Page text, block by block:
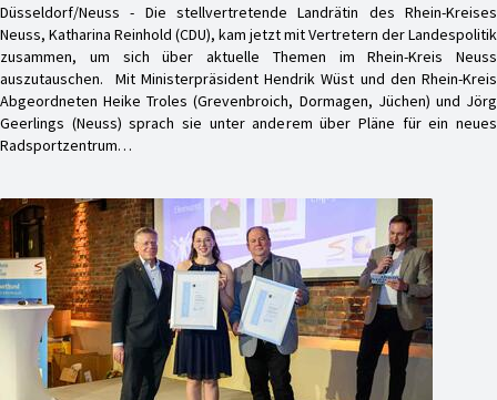
Düsseldorf/Neuss - Die stellvertretende Landrätin des Rhein-Kreises
Neuss, Katharina Reinhold (CDU), kam jetzt mit Vertretern der Landespolitik
zusammen, um sich über aktuelle Themen im Rhein-Kreis Neuss
auszutauschen. Mit Ministerpräsident Hendrik Wüst und den Rhein-Kreis
Abgeordneten Heike Troles (Grevenbroich, Dormagen, Jüchen) und Jörg
Geerlings (Neuss) sprach sie unter anderem über Pläne für ein neues
Radsportzentrum…